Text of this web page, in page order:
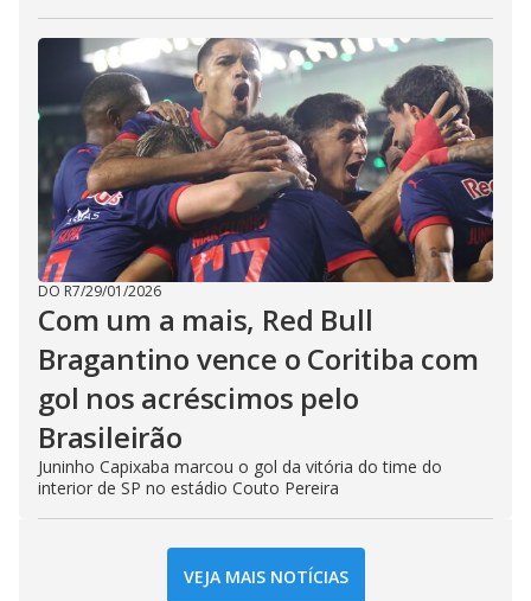
DO R7/29/01/2026
Com um a mais, Red Bull
Bragantino vence o Coritiba com
gol nos acréscimos pelo
Brasileirão
Juninho Capixaba marcou o gol da vitória do time do
interior de SP no estádio Couto Pereira
VEJA MAIS NOTÍCIAS